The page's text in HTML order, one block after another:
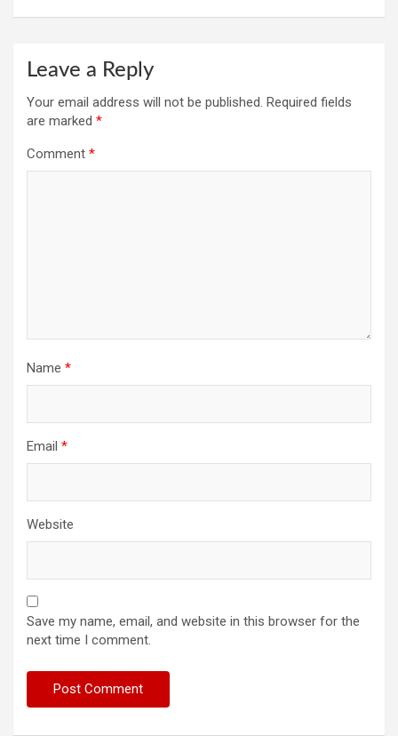
Leave a Reply
Your email address will not be published. Required fields
are marked *
Comment *
Name *
Email *
Website
Save my name, email, and website in this browser for the
next time I comment.